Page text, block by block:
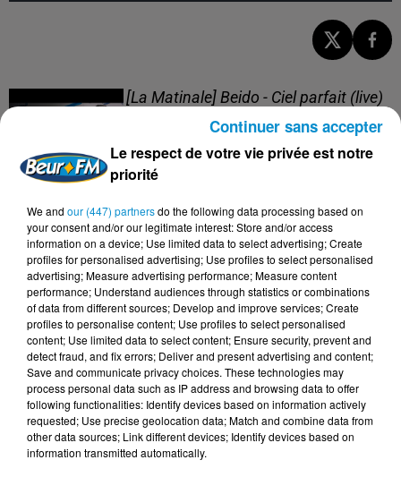
[La Matinale] Beido - Ciel parfait (live)
[La Matinale] Beido, un nouveau projet
en "Quatre saisons" !
[Happy Beur] Cheb Momo - Oxygène
(live)
[Happy Beur] Cheb Momo - Ndamt 3lik
Le respect de votre vie privée est notre
priorité
We and our (447) partnersdo the following data processing based on
your consent and/or our legitimate interest: Store and/or access
information on a device; Use limited data to select advertising; Create
profiles for personalised advertising; Use profiles to select personalised
advertising; Measure advertising performance; Measure content
performance; Understand audiences through statistics or combinations
of data from different sources; Develop and improve services; Create
profiles to personalise content; Use profiles to select personalised
content; Use limited data to select content; Ensure security, prevent and
detect fraud, and fix errors; Deliver and present advertising and content;
Save and communicate privacy choices. These technologies may
process personal data such as IP address and browsing data to offer
following functionalities: Identify devices based on information actively
requested; Use precise geolocation data; Match and combine data from
other data sources; Link different devices; Identify devices based on
information transmitted automatically.
Continuer sans accepter